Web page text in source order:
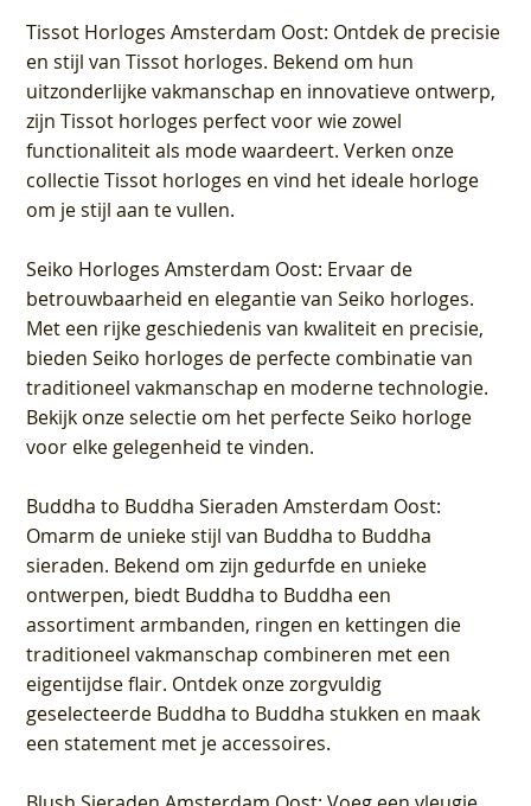
Tissot Horloges Amsterdam Oost: Ontdek de precisie
en stijl van Tissot horloges. Bekend om hun
uitzonderlijke vakmanschap en innovatieve ontwerp,
zijn Tissot horloges perfect voor wie zowel
functionaliteit als mode waardeert. Verken onze
collectie Tissot horloges en vind het ideale horloge
om je stijl aan te vullen.
Seiko Horloges Amsterdam Oost: Ervaar de
betrouwbaarheid en elegantie van Seiko horloges.
Met een rijke geschiedenis van kwaliteit en precisie,
bieden Seiko horloges de perfecte combinatie van
traditioneel vakmanschap en moderne technologie.
Bekijk onze selectie om het perfecte Seiko horloge
voor elke gelegenheid te vinden.
Buddha to Buddha Sieraden Amsterdam Oost:
Omarm de unieke stijl van Buddha to Buddha
sieraden. Bekend om zijn gedurfde en unieke
ontwerpen, biedt Buddha to Buddha een
assortiment armbanden, ringen en kettingen die
traditioneel vakmanschap combineren met een
eigentijdse flair. Ontdek onze zorgvuldig
geselecteerde Buddha to Buddha stukken en maak
een statement met je accessoires.